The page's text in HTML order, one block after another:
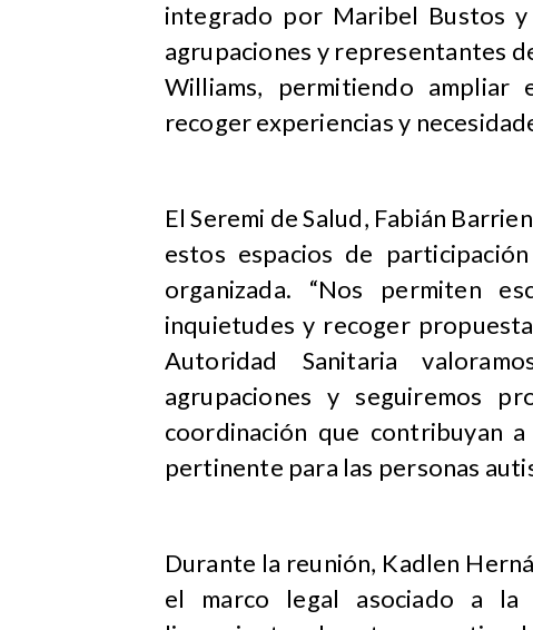
integrado por Maribel Bustos
agrupaciones y representantes
Williams, permitiendo
recoger experiencias y
El Seremi de Salud, Fabián
estos espacios de
organizada. “Nos permiten
inquietudes y recoger
Autoridad Sanitaria
agrupaciones y seguiremos
coordinación que contribuyan
pertinente para las personas
Durante la reunión, Kadlen
el marco legal asociado a la